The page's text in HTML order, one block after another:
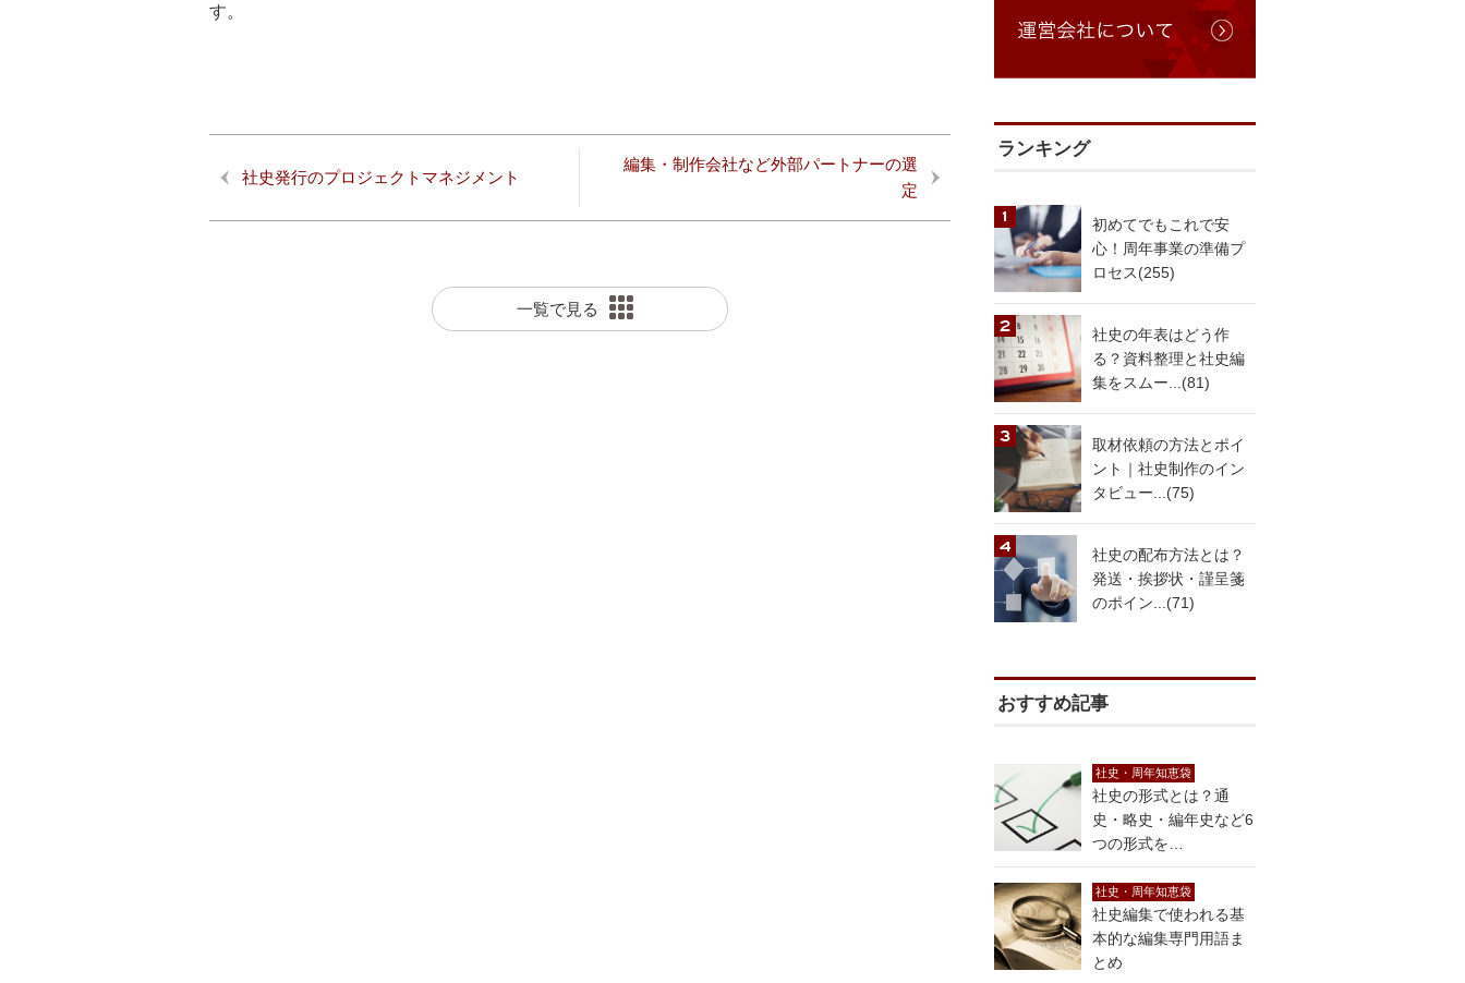
す。
社史発行のプロジェクトマネジメント
編集・制作会社など外部パートナーの選
定
一覧で見る
ランキング
初めてでもこれで安
心！周年事業の準備プ
ロセス(255)
社史の年表はどう作
る？資料整理と社史編
集をスムー...(81)
取材依頼の方法とポイ
ント｜社史制作のイン
タビュー...(75)
社史の配布方法とは？
発送・挨拶状・謹呈箋
のポイン...(71)
おすすめ記事
社史・周年知恵袋
社史の形式とは？通
史・略史・編年史など6
つの形式を…
社史・周年知恵袋
社史編集で使われる基
本的な編集専門用語ま
とめ